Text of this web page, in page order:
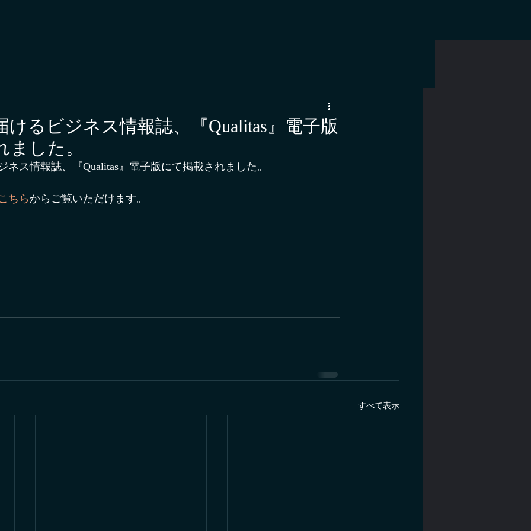
けるビジネス情報誌、『Qualitas』電子版
ました。
ネス情報誌、『Qualitas』電子版にて掲載されました。
ちらからご覧いただけます。
すべて表示